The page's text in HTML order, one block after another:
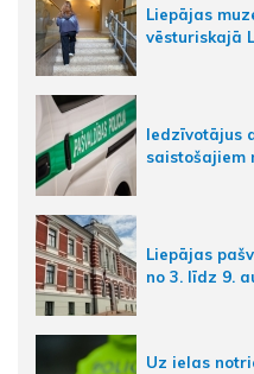
Liepājas
vēsturiskajā
Iedzīvotājus
saistošajiem
Liepājas
no 3. līdz 9.
Uz ielas